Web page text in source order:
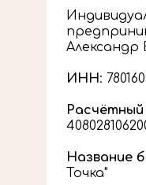
Александр
ИНН:
Название
Точка"